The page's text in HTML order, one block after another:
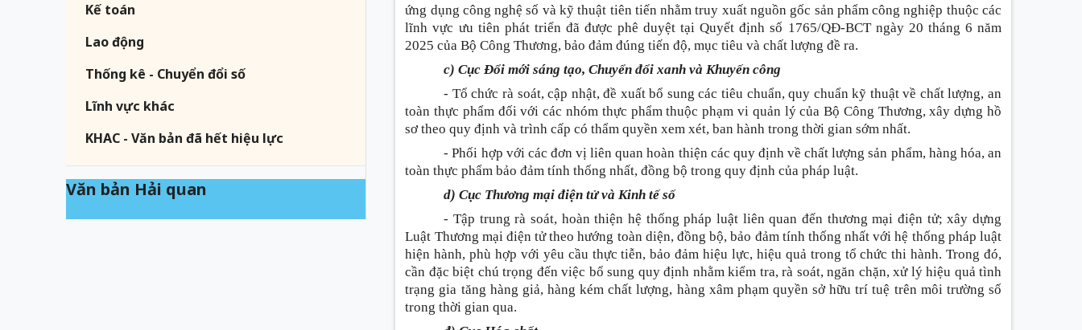
Kế toán
Lao động
Thống kê - Chuyển đổi số
Lĩnh vực khác
KHAC - Văn bản đã hết hiệu lực
Văn bản Hải quan
ứng dụng công nghệ số và kỹ thuật tiên tiến nhằm truy xuất nguồn gốc sản phẩm công nghiệp thuộc các
lĩnh vực ưu tiên phát triển đã được phê duyệt tại Quyết định số 1765/QĐ-BCT ngày 20 tháng 6 năm
2025 của Bộ Công Thương, bảo đảm đúng tiến độ, mục tiêu và chất lượng đề ra.
c) Cục Đổi mới sáng tạo, Chuyển đổi xanh và Khuyến công
- Tổ chức rà soát, cập nhật, đề xuất bổ sung các tiêu chuẩn, quy chuẩn kỹ thuật về chất lượng, an
toàn thực phẩm đối với các nhóm thực phẩm thuộc phạm vi quản lý của Bộ Công Thương, xây dựng hồ
sơ theo quy định và trình cấp có thẩm quyền xem xét, ban hành trong thời gian sớm nhất.
- Phối hợp với các đơn vị liên quan hoàn thiện các quy định về chất lượng sản phẩm, hàng hóa, an
toàn thực phẩm bảo đảm tính thống nhất, đồng bộ trong quy định của pháp luật.
d) Cục Thương mại điện tử và Kinh tế số
- Tập trung rà soát, hoàn thiện hệ thống pháp luật liên quan đến thương mại điện tử; xây dựng
Luật Thương mại điện tử theo hướng toàn diện, đồng bộ, bảo đảm tính thống nhất với hệ thống pháp luật
hiện hành, phù hợp với yêu cầu thực tiễn, bảo đảm hiệu lực, hiệu quả trong tổ chức thi hành. Trong đó,
cần đặc biệt chú trọng đến việc bổ sung quy định nhằm kiểm tra, rà soát, ngăn chặn, xử lý hiệu quả tình
trạng gia tăng hàng giả, hàng kém chất lượng, hàng xâm phạm quyền sở hữu trí tuệ trên môi trường số
trong thời gian qua.